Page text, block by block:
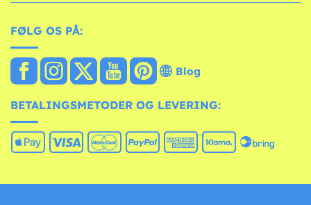
FØLG OS PÅ:
Blog
BETALINGSMETODER OG LEVERING: